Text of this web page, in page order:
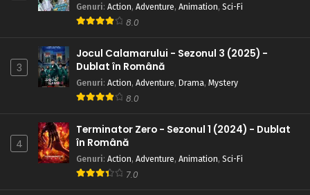
Genuri: Action, Adventure, Animation, Sci-Fi
8.0
3
Jocul Calamarului - Sezonul 3 (2025) -
Dublat în Română
Genuri: Action, Adventure, Drama, Mystery
8.0
4
Terminator Zero - Sezonul 1 (2024) - Dublat
în Română
Genuri: Action, Adventure, Animation, Sci-Fi
7.0